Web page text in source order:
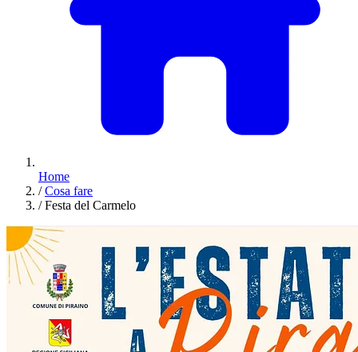
Home
/ Cosa fare
/ Festa del Carmelo